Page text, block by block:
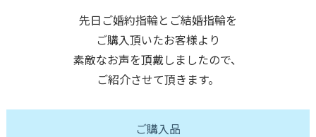
先日ご婚約指輪とご結婚指輪を
ご購入頂いたお客様より
素敵なお声を頂戴しましたので、
ご紹介させて頂きます。
ご購入品